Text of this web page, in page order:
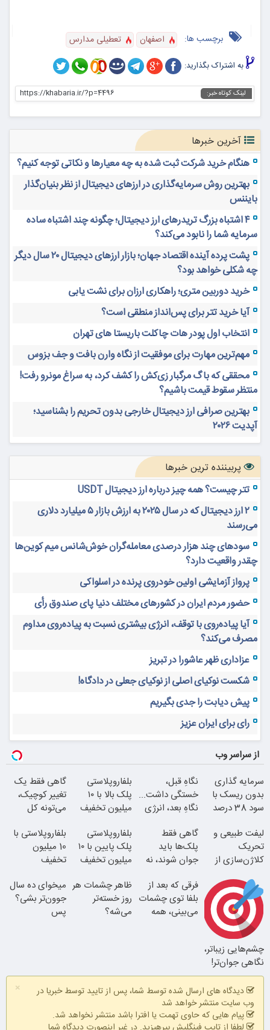
برچسب ها: اصفهان تعطیلی مدارس
به اشتراک بگذارید:
لینک کوتاه خبر: https://khabaria.ir/?p=4496
آخرین خبرها
هنگام خرید شرکت ثبت شده به چه معیارها و نکاتی توجه کنیم؟
بهترین روش سرمایه‌گذاری در ارزهای دیجیتال از نظر بنیان‌گذار
بایننس
۴ اشتباه بزرگ تریدرهای ارز دیجیتال؛ چگونه چند اشتباه ساده
سرمایه شما را نابود می‌کند؟
پشت پرده آینده اقتصاد جهان؛ بازار ارزهای دیجیتال ۲۰ سال دیگر
چه شکلی خواهد بود؟
خرید دوربین متری؛ راهکاری ارزان برای نشت یابی
آیا خرید تتر برای پس‌انداز منطقی است؟
انتخاب اول پودر هات چاکلت باریستا های تهران
مهم‌ترین مهارت برای موفقیت از نگاه وارن بافت و جف بزوس
محققی که باگ مرگبار زی‌کش را کشف کرد، به سراغ مونرو رفت!
منتظر سقوط قیمت باشیم؟
بهترین صرافی ارز دیجیتال خارجی بدون تحریم را بشناسید؛
آپدیت ۲۰۲۶
پربیننده ترین خبرها
تتر چیست؟ همه چیز درباره ارز دیجیتال USDT
۲ ارز دیجیتال که در سال ۲۰۲۵ به ارزش بازار ۵ میلیارد دلاری
می‌رسند
سودهای چند هزار درصدی معامله‌گران خوش‌شانس میم کوین‌ها
چقدر واقعیت دارد؟
پرواز آزمایشی اولین خودروی پرنده در اسلواکی
حضور مردم ایران در کشورهای مختلف دنیا پای صندوق رأی
آیا پیاده‌روی با توقف، انرژی بیشتری نسبت به پیاده‌روی مداوم
مصرف می‌کند؟
عزاداری ظهر عاشورا در تبریز
شکست نوکیای اصلی از نوکیای جعلی در دادگاه!
پیش دیابت را جدی بگیریم
رای برای ایران عزیز
از سراسر وب
سرمایه گذاری
بدون ریسک با
سود 38 درصد
نگاهِ قبل،
خستگی داشت...
نگاهِ بعد، انرژی
بلفا با 25%
تخفیف
بلفاروپلاستی
پلک بالا با ۱۰
میلیون تخفیف
گاهی فقط یک
تغییر کوچیک،
می‌تونه کل
کنه
تغییر طبیعی
لیفت طبیعی و
تحریک
کلاژن‌سازی از
24ماه ماندگاری
جوان شو
گاهی فقط
پلک‌ها باید
جوان شوند، نه
بلفاروپلاستی
پلک پایین با ۱۰
میلیون تخفیف
بلفاروپلاستی با
10 میلیون
تخفیف
چشم‌هایی زیباتر،
نگاهی جوان‌تر!
فرقی که بعد از
بلفا توی چشمات
می‌بینی، همه
ظاهر چشمات هر
روز خسته‌تر
می‌شه؟
وقتشه یه تصمیم
میخوای ده سال
جوون‌تر بشی؟
پس
×
دیدگاه های ارسال شده توسط شما، پس از تایید توسط خبریا در
وب سایت منتشر خواهد شد
پیام هایی که حاوی تهمت یا افترا باشد منتشر نخواهد شد.